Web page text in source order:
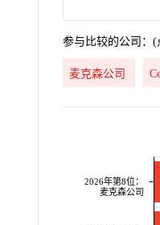
参与比较的公司：(
麦克森公司
2026年第8位：
麦克森公司